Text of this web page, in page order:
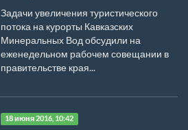
Задачи увеличения туристического
потока на курорты Кавказских
Минеральных Вод обсудили на
еженедельном рабочем совещании в
правительстве края...
18 июня 2016, 10:42